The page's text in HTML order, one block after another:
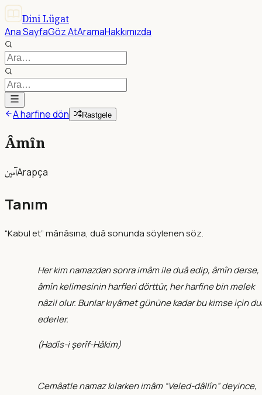
Dini Lügat
Ana SayfaGöz AtAramaHakkımızda
A harfine dön Rastgele
Âmîn
آمينArapça
Tanım
“Kabul et” mânâsına, duâ sonunda söylenen söz.
Her kim namazdan sonra imâm ile duâ edip, âmîn derse,
âmîn kelimesinin harfleri dörttür, her harfine bin melek
nâzil olur. Bunlar kıyâmet gününe kadar bu kimse için
ederler.
(Hadîs-i şerîf-Hâkim)
Cemâatle namaz kılarken imâm “Veled-dâllîn” deyince,